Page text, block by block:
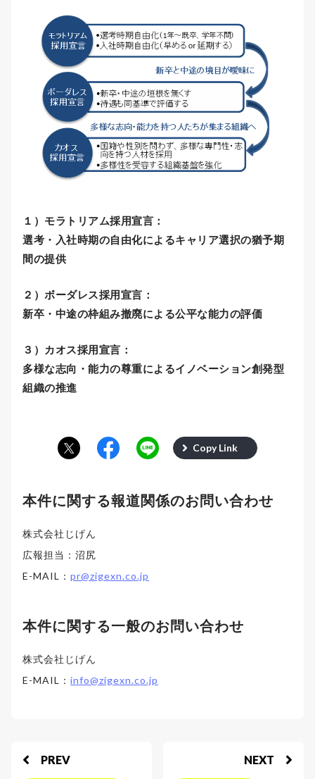
１）モラトリアム採用宣言：
選考・入社時期の自由化によるキャリア選択の猶予期
間の提供
２）ボーダレス採用宣言：
新卒・中途の枠組み撤廃による公平な能力の評価
３）カオス採用宣言：
多様な志向・能力の尊重によるイノベーション創発型
組織の推進
Copy Link
本件に関する報道関係のお問い合わせ
株式会社じげん
広報担当：沼尻
E-MAIL： pr@zigexn.co.jp
本件に関する一般のお問い合わせ
株式会社じげん
E-MAIL： info@zigexn.co.jp
PREV NEXT